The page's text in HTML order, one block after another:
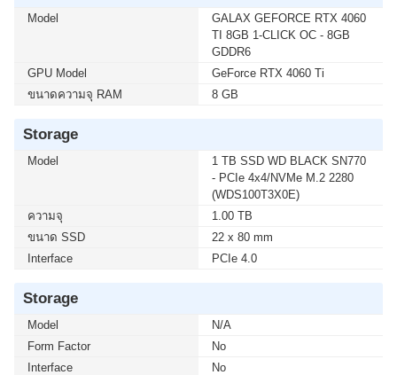
Model
GALAX GEFORCE RTX 4060
TI 8GB 1-CLICK OC - 8GB
GDDR6
GPU Model
GeForce RTX 4060 Ti
ขนาดความจุ RAM
8 GB
Storage
Model
1 TB SSD WD BLACK SN770
- PCIe 4x4/NVMe M.2 2280
(WDS100T3X0E)
ความจุ
1.00 TB
ขนาด SSD
22 x 80 mm
Interface
PCIe 4.0
Storage
Model
N/A
Form Factor
No
Interface
No